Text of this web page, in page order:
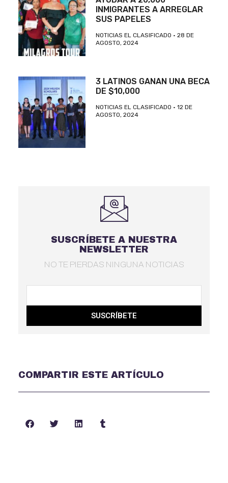
INMIGRANTES A ARREGLAR
SUS PAPELES
NOTICIAS EL CLASIFICADO
28 DE
AGOSTO, 2024
3 LATINOS GANAN UNA BECA
DE $10,000
NOTICIAS EL CLASIFICADO
12 DE
AGOSTO, 2024
SUSCRÍBETE A NUESTRA
NEWSLETTER
NO TE PIERDAS NINGUNA NOTICIAS
SUSCRÍBETE
COMPARTIR ESTE ARTÍCULO